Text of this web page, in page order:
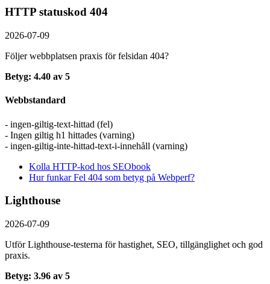
HTTP statuskod 404
2026-07-09
Följer webbplatsen praxis för felsidan 404?
Betyg: 4.40 av 5
Webbstandard
- ingen-giltig-text-hittad (fel)
- Ingen giltig h1 hittades (varning)
- ingen-giltig-inte-hittad-text-i-innehåll (varning)
Kolla HTTP-kod hos SEObook
Hur funkar Fel 404 som betyg på Webperf?
Lighthouse
2026-07-09
Utför Lighthouse-testerna för hastighet, SEO, tillgänglighet och god
praxis.
Betyg: 3.96 av 5